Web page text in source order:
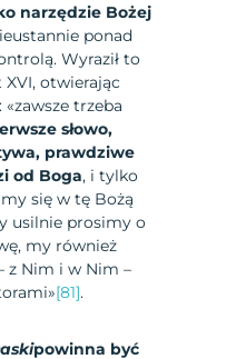
narzędzie Bożej
ponad
Wyraził to
otwierając
trzeba
słowo,
prawdziwe
od Boga, i tylko
się w tę Bożą
usilnie prosimy o
my również
z Nim i w Nim –
[81].
powinna być